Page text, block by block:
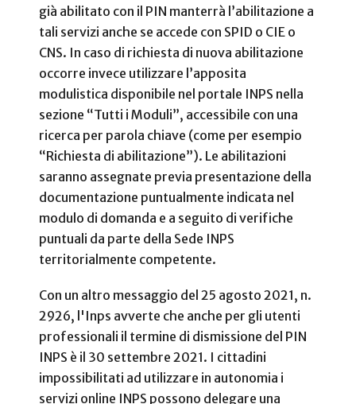
già abilitato con il PIN manterrà l’abilitazione a
tali servizi anche se accede con SPID o CIE o
CNS. In caso di richiesta di nuova abilitazione
occorre invece utilizzare l’apposita
modulistica disponibile nel portale INPS nella
sezione “Tutti i Moduli”, accessibile con una
ricerca per parola chiave (come per esempio
“Richiesta di abilitazione”). Le abilitazioni
saranno assegnate previa presentazione della
documentazione puntualmente indicata nel
modulo di domanda e a seguito di verifiche
puntuali da parte della Sede INPS
territorialmente competente.
Con un altro messaggio del 25 agosto 2021, n.
2926, l'Inps avverte che anche per gli utenti
professionali il termine di dismissione del PIN
INPS è il 30 settembre 2021. I cittadini
impossibilitati ad utilizzare in autonomia i
servizi online INPS possono delegare una